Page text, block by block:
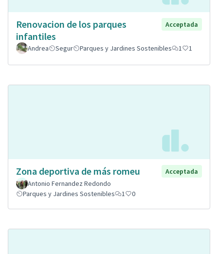
Renovacion de los parques
infantiles
Acceptada
Andrea Segur Parques y Jardines Sostenibles 1 1
Zona deportiva de más romeu
Acceptada
Antonio Fernandez Redondo
Parques y Jardines Sostenibles
1 0